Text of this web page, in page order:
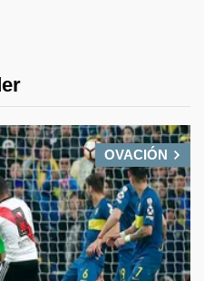
OVACIÓN